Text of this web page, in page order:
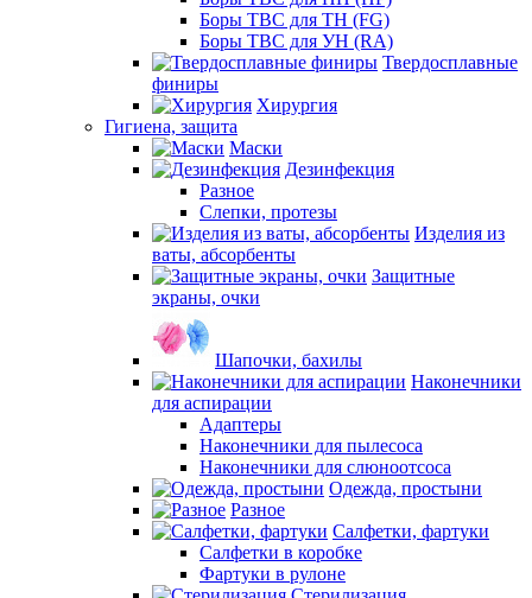
Боры ТВС для ТН (FG)
Боры ТВС для УН (RA)
Твердосплавные
финиры
Хирургия
Гигиена, защита
Маски
Дезинфекция
Разное
Слепки, протезы
Изделия из
ваты, абсорбенты
Защитные
экраны, очки
Шапочки, бахилы
Наконечники
для аспирации
Адаптеры
Наконечники для пылесоса
Наконечники для слюноотсоса
Одежда, простыни
Разное
Салфетки, фартуки
Салфетки в коробке
Фартуки в рулоне